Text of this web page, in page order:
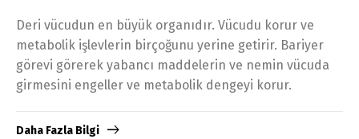
Deri vücudun en büyük organıdır. Vücudu korur ve
metabolik işlevlerin birçoğunu yerine getirir. Bariyer
görevi görerek yabancı maddelerin ve nemin vücuda
girmesini engeller ve metabolik dengeyi korur.
Daha Fazla Bilgi
Dili Değiştir
Türkçe